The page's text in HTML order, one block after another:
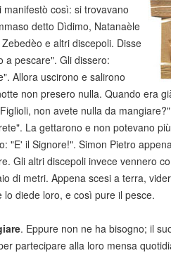
così: si trovavano
detto Dìdimo, Natanaèle
e altri discepoli. Disse
a pescare". Gli dissero:
Allora uscirono e salirono
non presero nulla. Quando era
non avete nulla da
La gettarono e non potevano
"E' il Signore!". Simon Pietro
Gli altri discepoli invece vennero
di metri. Appena scesi a terra,
diede loro, e così pure il pesce.
. Eppure non ne ha bisogno; il
partecipare alla loro mensa